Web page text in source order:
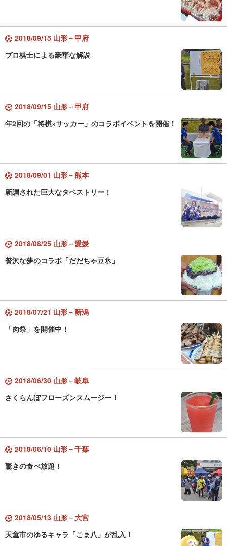
2018/09/15 山形－甲府
プロ棋士による豪華な解説
2018/09/15 山形－甲府
年2回の「将棋×サッカー」のコラボイベントを開催！
2018/09/01 山形－熊本
新調された巨大なタペストリー！
2018/08/25 山形－愛媛
贅沢な夢のコラボ「だだちゃ豆氷」
2018/07/21 山形－新潟
「肉祭」を開催中！
2018/06/30 山形－岐阜
さくらんぼフローズンスムージー！
2018/06/10 山形－千葉
驚きの食べ放題！
2018/05/13 山形－大宮
天童市のゆるキャラ「こま八」が乱入！